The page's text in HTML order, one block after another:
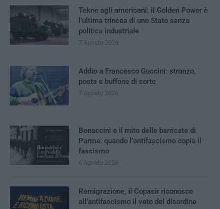
Tekne agli americani: il Golden Power è
l’ultima trincea di uno Stato senza
politica industriale
7 Agosto 2026
Addio a Francesco Guccini: stronzo,
poeta e buffone di corte
7 Agosto 2026
Bonaccini e il mito delle barricate di
Parma: quando l’antifascismo copia il
fascismo
6 Agosto 2026
Remigrazione, il Copasir riconosce
all’antifascismo il veto del disordine